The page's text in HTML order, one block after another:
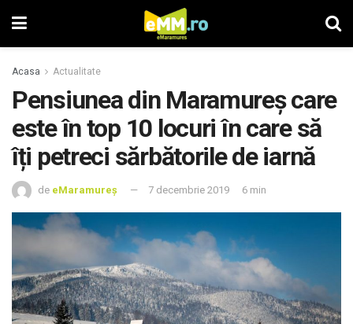
Acasa Actualitate
Pensiunea din Maramureș care
este în top 10 locuri în care să
îți petreci sărbătorile de iarnă
de eMaramureș 7 decembrie 2019 6 min